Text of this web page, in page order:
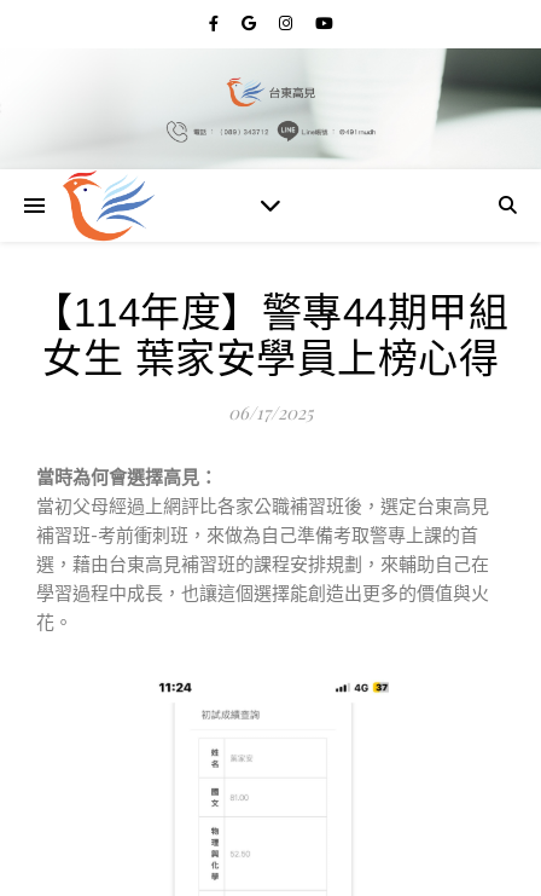
【114年度】警專44期甲組
女生 葉家安學員上榜心得
06/17/2025
當時為何會選擇高見：
​當初父母經過上網評比各家公職補習班後，選定台東高見
補習班-考前衝刺班，來做為自己準備考取警專上課的首
選，藉由台東高見補習班的課程安排規劃，來輔助自己在
學習過程中成長，也讓這個選擇能創造出更多的價值與火
花。